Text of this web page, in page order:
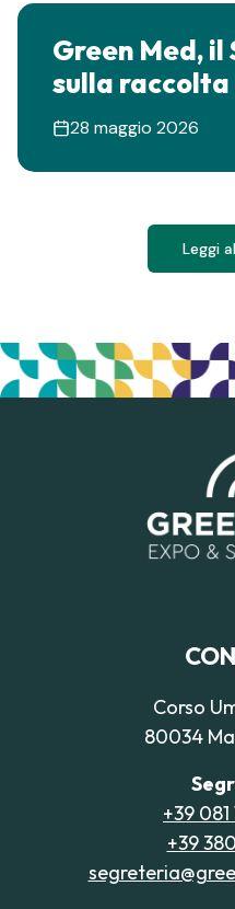
Green Med, il
sulla
28 maggio 2026
Leggi
Corso
80034
+39
+39